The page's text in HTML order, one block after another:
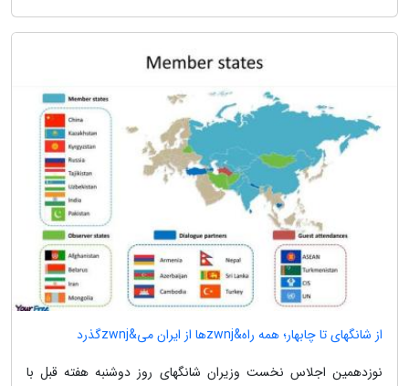
از شانگهای تا چابهار؛ همه راه&zwnjها از ایران می&zwnjگذرد
نوزدهمین اجلاس نخست وزیران شانگهای روز دوشنبه هفته قبل با